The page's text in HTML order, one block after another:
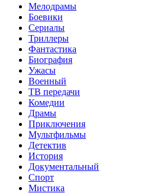
Мелодрамы
Боевики
Сериалы
Триллеры
Фантастика
Биография
Ужасы
Военный
ТВ передачи
Комедии
Драмы
Приключения
Мультфильмы
Детектив
История
Документальный
Спорт
Мистика